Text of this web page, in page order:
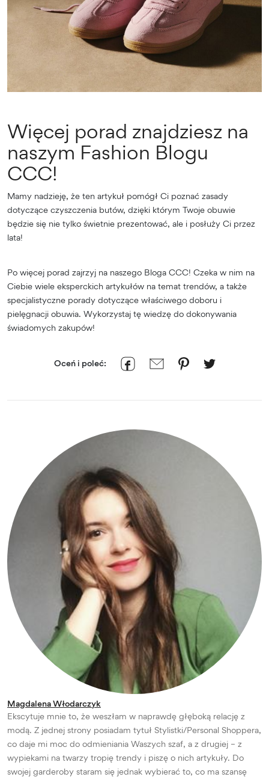
Więcej porad znajdziesz na
naszym Fashion Blogu
CCC!
Mamy nadzieję, że ten artykuł pomógł Ci poznać zasady
dotyczące czyszczenia butów, dzięki którym Twoje obuwie
będzie się nie tylko świetnie prezentować, ale i posłuży Ci przez
lata!
Po więcej porad zajrzyj na naszego Bloga CCC! Czeka w nim na
Ciebie wiele eksperckich artykułów na temat trendów, a także
specjalistyczne porady dotyczące właściwego doboru i
pielęgnacji obuwia. Wykorzystaj tę wiedzę do dokonywania
świadomych zakupów!
Oceń i poleć:
Magdalena Włodarczyk
Ekscytuje mnie to, że weszłam w naprawdę głęboką relację z
modą. Z jednej strony posiadam tytuł Stylistki/Personal Shoppera,
co daje mi moc do odmieniania Waszych szaf, a z drugiej – z
wypiekami na twarzy tropię trendy i piszę o nich artykuły. Do
swojej garderoby staram się jednak wybierać to, co ma szansę